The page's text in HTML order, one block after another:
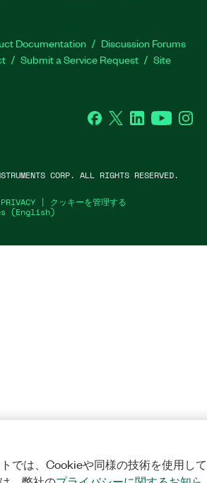
Documentation
Discussion Forums
Submit a Service Request
Site
Facebook
Twitter LinkedInYouTube
(English)
PRIVACY | クッキーを管理する
CORP. ALL RIGHTS RESERVED.
では、Cookieや同様の技術を使用して